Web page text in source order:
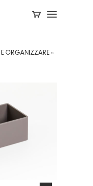
E ORGANIZZARE »